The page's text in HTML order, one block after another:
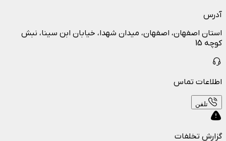
آدرس
استان اصفهان، اصفهان، میدان شهدا، خیابان ابن سینا، نبش
کوچه 15
اطلاعات تماس
تلفن
گزارش تخلفات